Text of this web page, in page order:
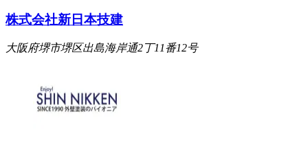
株式会社新日本技建
大阪府堺市堺区出島海岸通2丁11番12号